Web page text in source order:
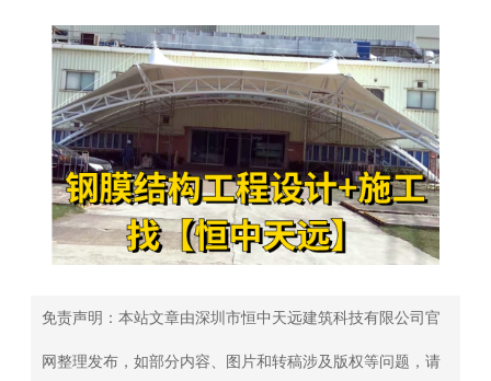
免责声明：本站文章由深圳市恒中天远建筑科技有限公司官
网整理发布，如部分内容、图片和转稿涉及版权等问题，请